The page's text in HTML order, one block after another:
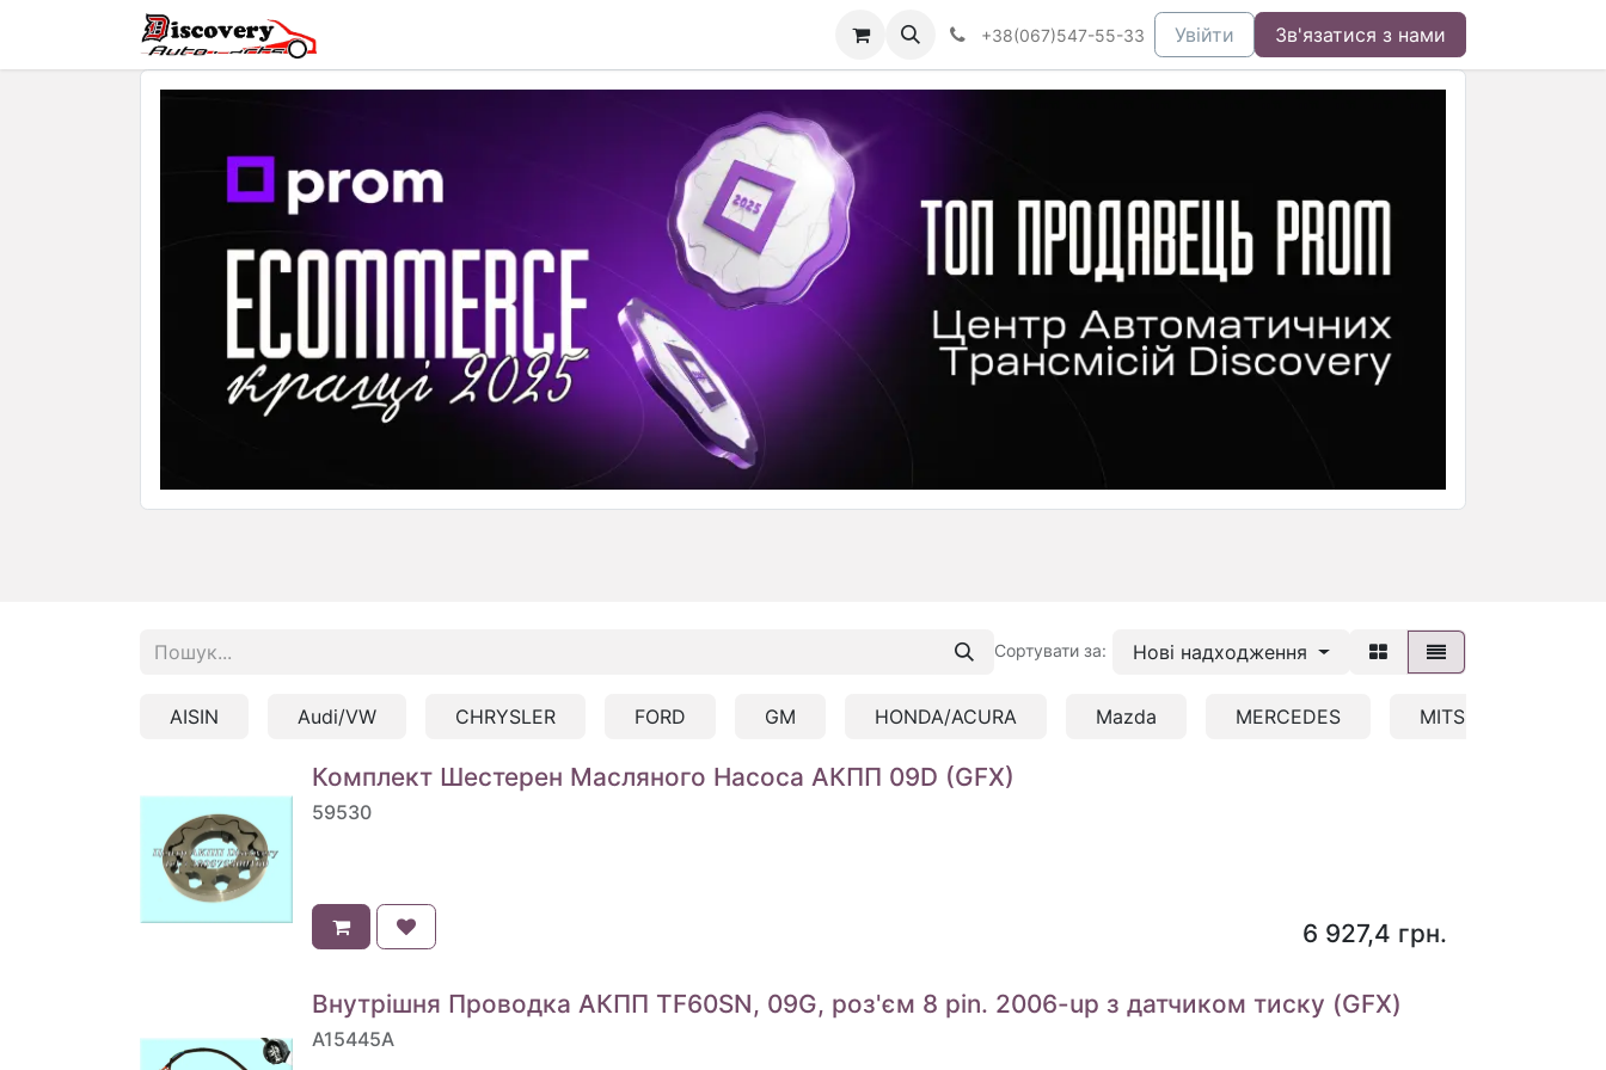
+38(067)547-55-33 Увійти Зв'язатися з нами
Сортувати за: Нові надходження
AISIN Audi/VW CHRYSLER FORD GM HONDA/ACURA Mazda MERCEDES MITSUBISHI/
Комплект Шестерен Масляного Насоса АКПП 09D (GFX)
59530
6 927,4 грн.
Внутрішня Проводка АКПП TF60SN, 09G, роз'єм 8 pin. 2006-up з датчиком тиску (GFX)
A15445A